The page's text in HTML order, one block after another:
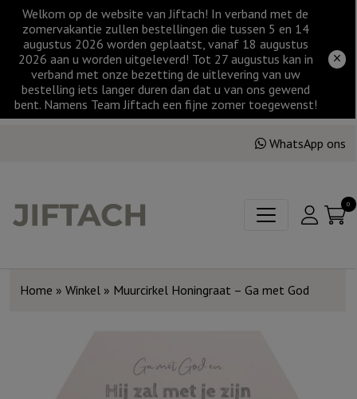
Welkom op de website van Jiftach! In verband met de
zomervakantie zullen bestellingen die tussen 5 en 14
augustus 2026 worden geplaatst, vanaf 18 augustus
2026 aan u worden uitgeleverd! Tot 27 augustus kan in
verband met onze bezetting de uitlevering van uw
bestelling iets langer duren dan dat u van ons gewend
bent. Namens Team Jiftach een fijne zomer toegewenst!
WhatsApp ons
0
Home » Winkel » Muurcirkel Honingraat – Ga met God